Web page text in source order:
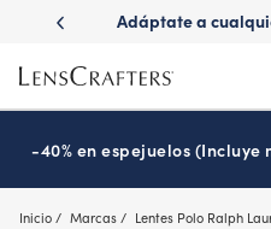
main
content
con
Adáptate a
-40% en espejuelos
Inicio Marcas Lentes Polo Ralph